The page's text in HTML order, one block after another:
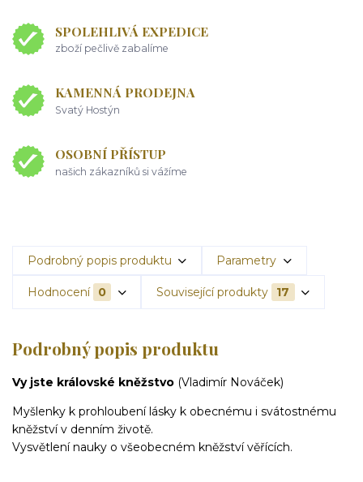
SPOLEHLIVÁ EXPEDICE
zboží pečlivě zabalíme
KAMENNÁ PRODEJNA
Svatý Hostýn
OSOBNÍ PŘÍSTUP
našich zákazníků si vážíme
Podrobný popis produktu Parametry
Hodnocení 0 Související produkty 17
Podrobný popis produktu
Vy jste královské kněžstvo (Vladimír Nováček)
Myšlenky k prohloubení lásky k obecnému i svátostnému
kněžství v denním životě.
Vysvětlení nauky o všeobecném kněžství věřících.